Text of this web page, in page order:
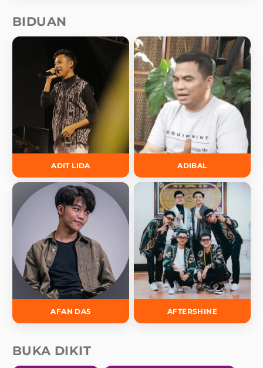
BIDUAN
ADIT LIDA ADIBAL
AFAN DA5 AFTERSHINE
BUKA DIKIT